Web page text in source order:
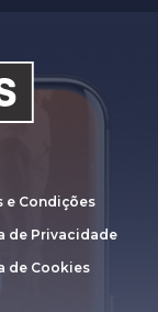
e Condições
de Privacidade
de Cookies